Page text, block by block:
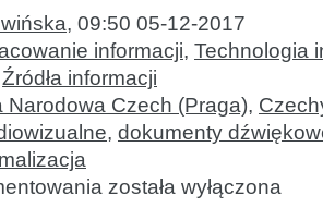
, 09:50 05-12-2017
informacji, Technologia
Źródła informacji
Narodowa Czech (Praga),
, dokumenty
Digitalizacja
i długotrwałe
została wyłączona